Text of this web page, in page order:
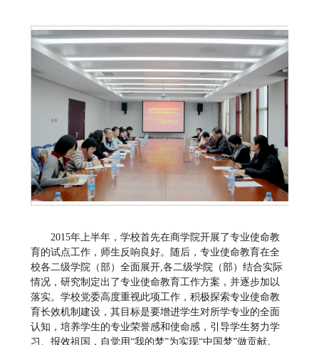
2015年上半年，学校首先在商学院开展了专业使命教
育的试点工作，师生反响良好。随后，专业使命教育在全
校各二级学院（部）全面展开,各二级学院（部）结合实际
情况，研究制定出了专业使命教育工作方案，并逐步加以
落实。学校党委高度重视此项工作，积极探索专业使命教
育长效机制建设，其目标是要增进学生对所学专业的全面
认知，培养学生的专业荣誉感和使命感，引导学生努力学
习、报效祖国，自觉用“我的梦”为实现“中国梦”做贡献。